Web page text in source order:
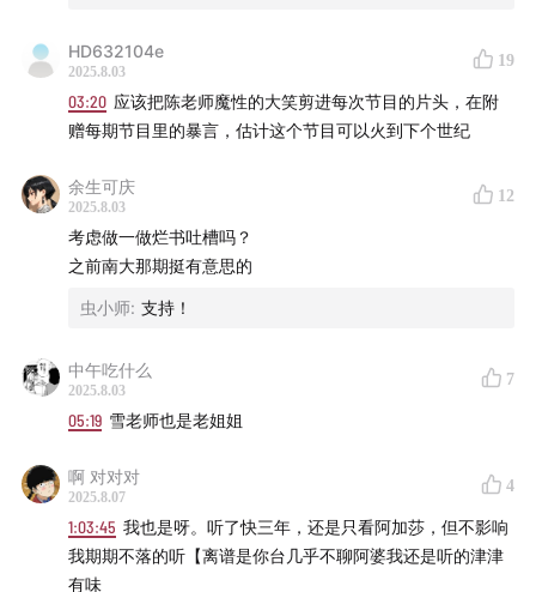
40:56 山田风太郎 《妖异金瓶梅》
实体书消灭计划
61:36 某个深受感动的评论
HD632104e
2025.8.03
19
03:20 应该把陈老师魔性的大笑剪进每次节目的片头，在附
赠每期节目里的暴言，估计这个节目可以火到下个世纪
余生可庆
2025.8.03
12
考虑做一做烂书吐槽吗？
之前南大那期挺有意思的
虫小师: 支持！
中午吃什么
2025.8.03
7
05:19 雪老师也是老姐姐
啊 对对对
2025.8.07
4
1:03:45 我也是呀。听了快三年，还是只看阿加莎，但不影响
我期期不落的听【离谱是你台几乎不聊阿婆我还是听的津津
有味